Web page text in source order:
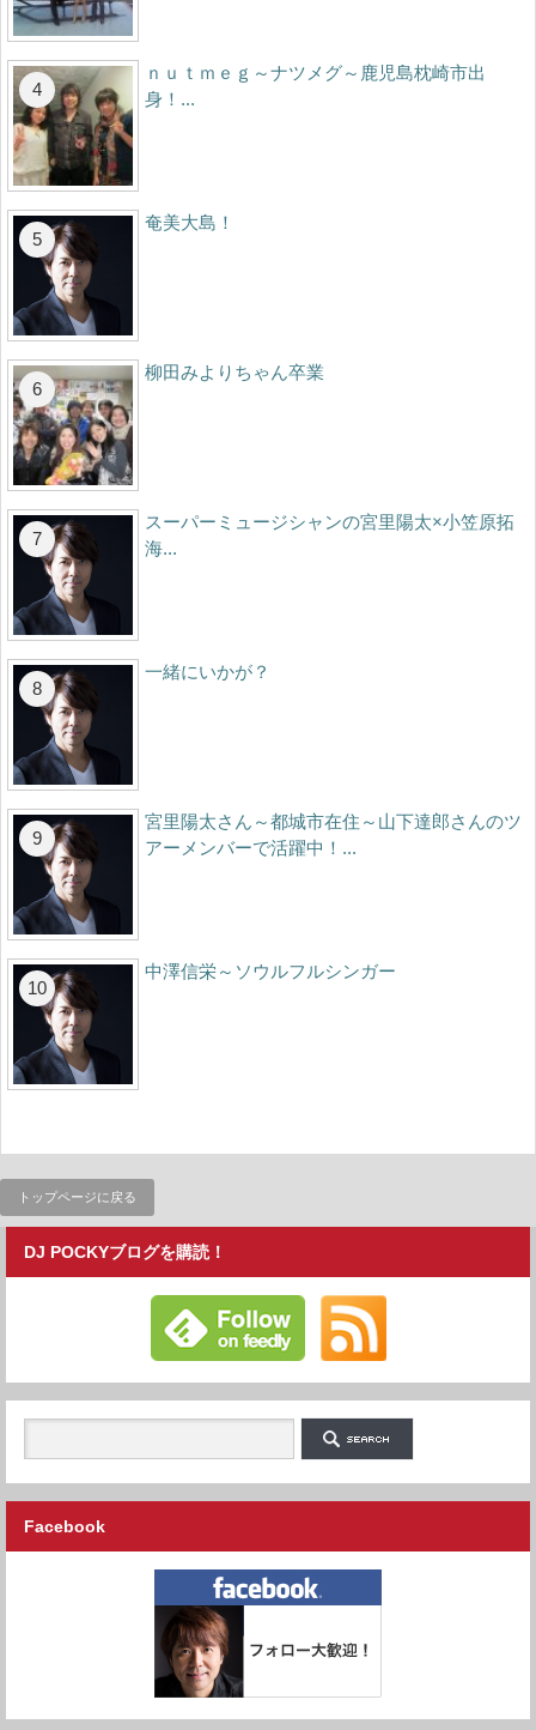
ｎｕｔｍｅｇ～ナツメグ～鹿児島枕崎市出
身！...
奄美大島！
柳田みよりちゃん卒業
スーパーミュージシャンの宮里陽太×小笠原拓
海...
一緒にいかが？
宮里陽太さん～都城市在住～山下達郎さんのツ
アーメンバーで活躍中！...
中澤信栄～ソウルフルシンガー
トップページに戻る
DJ POCKYブログを購読！
Facebook